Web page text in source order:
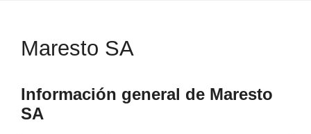
Maresto SA
Información general de Maresto
SA